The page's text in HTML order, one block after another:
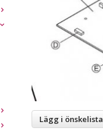
Lägg i önskelista